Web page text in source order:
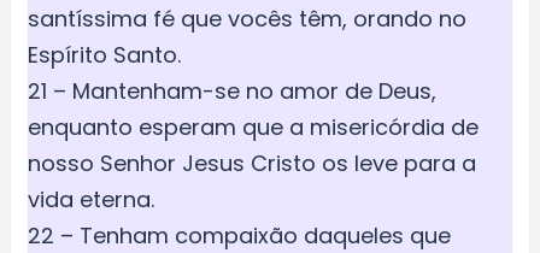
santíssima fé que vocês têm, orando no
Espírito Santo.
21 – Mantenham-se no amor de Deus,
enquanto esperam que a misericórdia de
nosso Senhor Jesus Cristo os leve para a
vida eterna.
22 – Tenham compaixão daqueles que